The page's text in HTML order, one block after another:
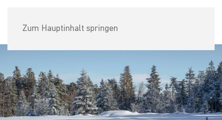
Zum Hauptinhalt springen
DR. MED. ANDRZEJ KALBARCZYK